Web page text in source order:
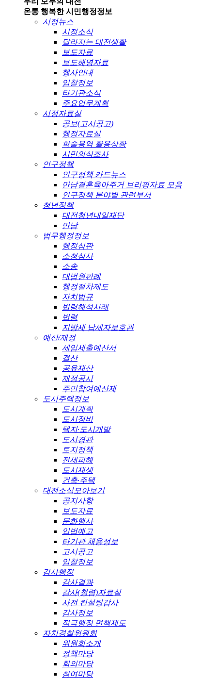
온통 행복한 시민행정정보
시정뉴스
시정소식
달라지는 대전생활
보도자료
보도해명자료
행사안내
입찰정보
타기관소식
주요업무계획
시정자료실
공보(고시공고)
행정자료실
학술용역 활용상황
시민의식조사
인구정책
인구정책 카드뉴스
만남결혼육아주거 브리핑자료 모음
인구정책 분야별 관련부서
청년정책
대전청년내일재단
만남
법무행정정보
행정심판
소청심사
소송
대법원판례
행정절차제도
자치법규
법령해석사례
법령
지방세 납세자보호관
예산/재정
세입세출예산서
결산
공유재산
재정공시
주민참여예산제
도시주택정보
도시계획
도시정비
택지·도시개발
도시경관
토지정책
전세피해
도시재생
건축·주택
대전소식모아보기
공지사항
보도자료
문화행사
입법예고
타기관 채용정보
고시공고
입찰정보
감사행정
감사결과
감사(청렴)자료실
사전 컨설팅감사
감사정보
적극행정 면책제도
자치경찰위원회
위원회소개
정책마당
회의마당
참여마당